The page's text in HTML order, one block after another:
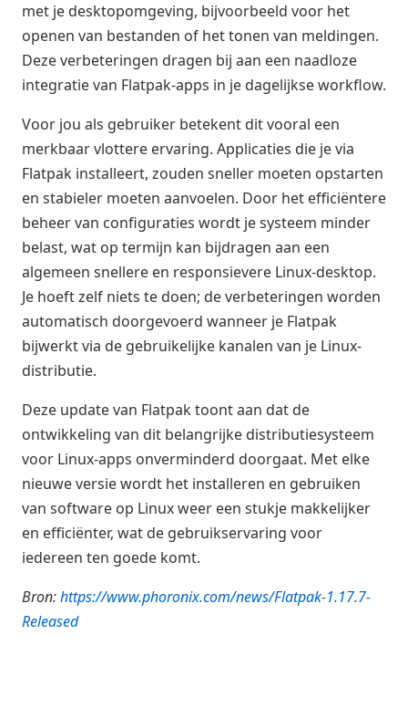
met je desktopomgeving, bijvoorbeeld voor het
openen van bestanden of het tonen van meldingen.
Deze verbeteringen dragen bij aan een naadloze
integratie van Flatpak-apps in je dagelijkse workflow.
Voor jou als gebruiker betekent dit vooral een
merkbaar vlottere ervaring. Applicaties die je via
Flatpak installeert, zouden sneller moeten opstarten
en stabieler moeten aanvoelen. Door het efficiëntere
beheer van configuraties wordt je systeem minder
belast, wat op termijn kan bijdragen aan een
algemeen snellere en responsievere Linux-desktop.
Je hoeft zelf niets te doen; de verbeteringen worden
automatisch doorgevoerd wanneer je Flatpak
bijwerkt via de gebruikelijke kanalen van je Linux-
distributie.
Deze update van Flatpak toont aan dat de
ontwikkeling van dit belangrijke distributiesysteem
voor Linux-apps onverminderd doorgaat. Met elke
nieuwe versie wordt het installeren en gebruiken
van software op Linux weer een stukje makkelijker
en efficiënter, wat de gebruikservaring voor
iedereen ten goede komt.
Bron:https://www.phoronix.com/news/Flatpak-1.17.7-
Released